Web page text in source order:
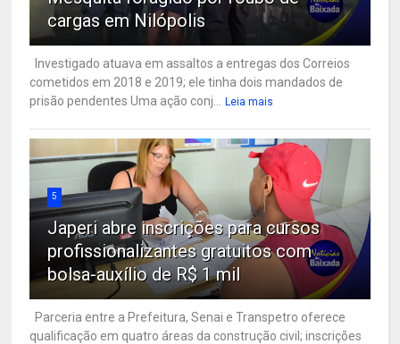
cargas em Nilópolis
Investigado atuava em assaltos a entregas dos Correios
cometidos em 2018 e 2019; ele tinha dois mandados de
prisão pendentes Uma ação conj...
Leia mais
5
Japeri abre inscrições para cursos
profissionalizantes gratuitos com
bolsa-auxílio de R$ 1 mil
Parceria entre a Prefeitura, Senai e Transpetro oferece
qualificação em quatro áreas da construção civil; inscrições